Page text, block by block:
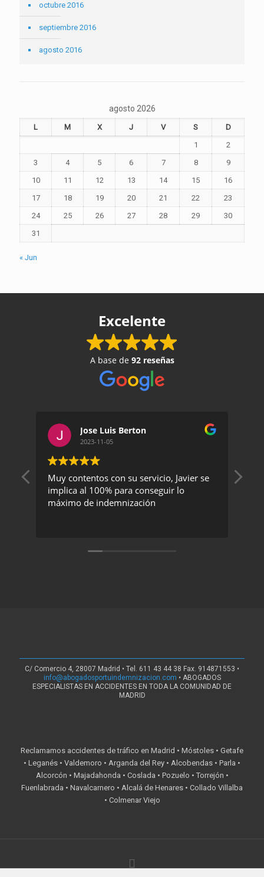
octubre 2016
septiembre 2016
agosto 2016
agosto 2026
L M X J V S
D
1
2
3
4 5 6 7 8
9
10
11 12 13 14 15
16
17
18 19 20 21 22
23
24
25 26 27 28 29
30
31
« Jun
Excelente
A base de 92 reseñas
Jose Luis Berton
2023-11-05
Muy contentos con su servicio, Javier se
implica al 100% para conseguir lo
máximo de indemnización
C/ Comercio 4, 28007 Madrid • Tel. 611 43 44 38 Fax. 914871553 •
info@abogadosportuindemnizacion.com • ABOGADOS
ESPECIALISTAS EN ACCIDENTES EN TODA LA COMUNIDAD DE
MADRID
Reclamamos accidentes de tráfico en Madrid • Móstoles • Getafe
• Leganés • Valdemoro • Arganda del Rey • Alcobendas • Parla •
Alcorcón • Majadahonda • Coslada • Pozuelo • Torrejón •
Fuenlabrada • Navalcarnero • Alcalá de Henares • Collado Villalba
• Colmenar Viejo